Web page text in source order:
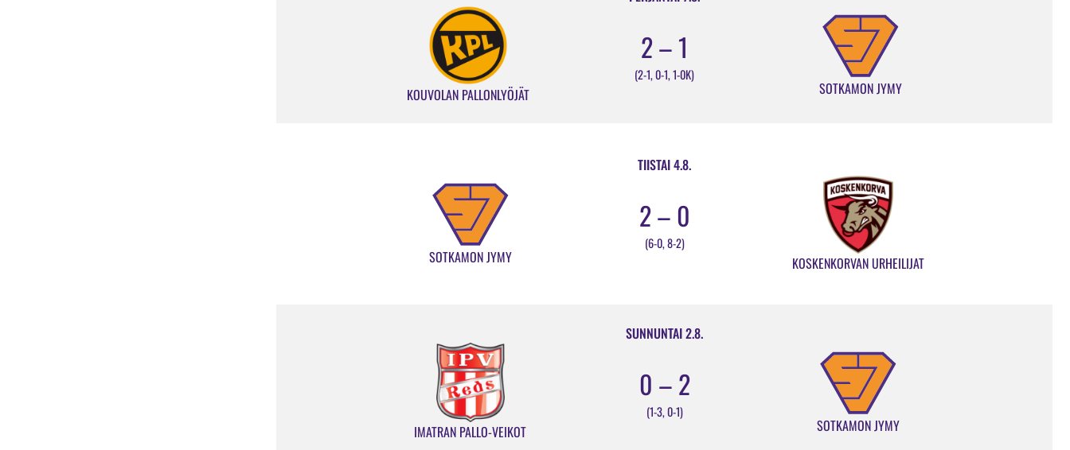
KOUVOLAN PALLONLYÖJÄT
2 – 1
(2-1, 0-1, 1-0K)
SOTKAMON JYMY
TIISTAI 4.8.
SOTKAMON JYMY
2 – 0
(6-0, 8-2)
KOSKENKORVAN URHEILIJAT
SUNNUNTAI 2.8.
IMATRAN PALLO-VEIKOT
0 – 2
(1-3, 0-1)
SOTKAMON JYMY